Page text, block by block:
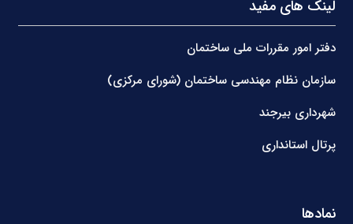
لینک های مفید
دفتر امور مقررات ملی ساختمان
سازمان نظام مهندسی ساختمان (شورای مرکزی)
شهرداری بیرجند
پرتال استانداری
نمادها